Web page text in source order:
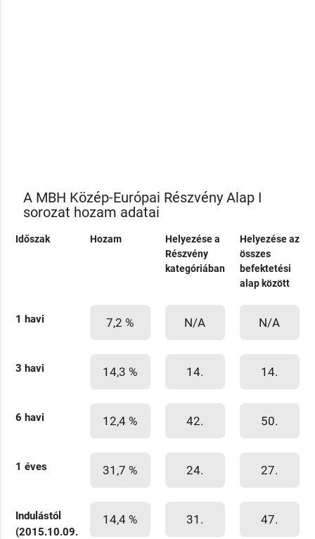
A MBH Közép-Európai Részvény Alap I
sorozat hozam adatai
Időszak Hozam
Helyezése a
Részvény
kategóriában
Helyezése az
összes
befektetési
alap között
1 havi 7,2 % N/A N/A
3 havi 14,3 % 14. 14.
6 havi 12,4 % 42. 50.
1 éves 31,7 % 24. 27.
Indulástól
(2015.10.09.
14,4 % 31. 47.